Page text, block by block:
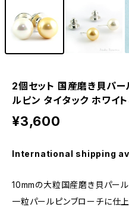
2個セット 国産磨き貝パ
ルピン タイタック ホワイ
¥3,600
International shipping
10mmの大粒国産磨き貝パー
一粒パールピンブローチに仕上